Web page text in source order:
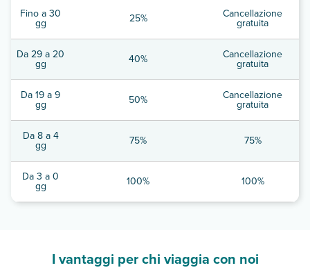
Fino a 30
gg 25% Cancellazione
gratuita
Da 29 a 20
gg 40% Cancellazione
gratuita
Da 19 a 9
gg 50% Cancellazione
gratuita
Da 8 a 4
gg 75% 75%
Da 3 a 0
gg 100% 100%
I vantaggi per chi viaggia con noi